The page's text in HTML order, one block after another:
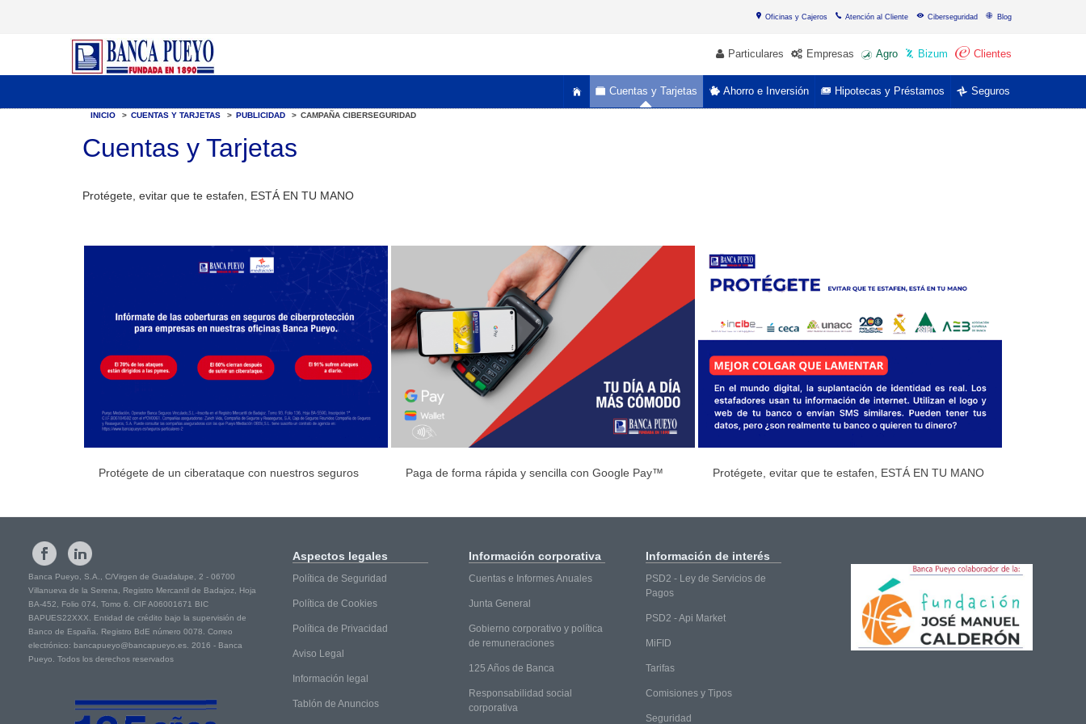
Oficinas y Cajeros Atención al Cliente Ciberseguridad Blog
Particulares Empresas Agro Bizum Clientes
Seguros
Hipotecas y Préstamos
Ahorro e Inversión
Cuentas y Tarjetas
INICIO > CUENTAS Y TARJETAS > PUBLICIDAD > CAMPAÑA CIBERSEGURIDAD
Cuentas y Tarjetas
Protégete, evitar que te estafen, ESTÁ EN TU MANO
Protégete de un ciberataque con nuestros seguros Paga de forma rápida y sencilla con Google Pay™ Protégete, evitar que te estafen, ESTÁ EN TU MANO
Banca Pueyo, S.A., C/Virgen de Guadalupe, 2 - 06700
Villanueva de la Serena, Registro Mercantil de Badajoz, Hoja
BA-452, Folio 074, Tomo 6. CIF A06001671 BIC
BAPUES22XXX. Entidad de crédito bajo la supervisión de
Banco de España. Registro BdE número 0078. Correo
electrónico: bancapueyo@bancapueyo.es. 2016 - Banca
Pueyo. Todos los derechos reservados
Aspectos legales
Política de Seguridad
Política de Cookies
Política de Privacidad
Aviso Legal
Información legal
Tablón de Anuncios
Información corporativa
Cuentas e Informes Anuales
Junta General
Gobierno corporativo y política
de remuneraciones
125 Años de Banca
Responsabilidad social
corporativa
Información de interés
PSD2 - Ley de Servicios de
Pagos
PSD2 - Api Market
MiFID
Tarifas
Comisiones y Tipos
Seguridad